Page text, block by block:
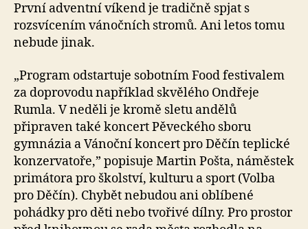
První adventní víkend je tradičně spjat s
rozsvícením vánočních stromů. Ani letos tomu
nebude jinak.
„Program odstartuje sobotním Food festivalem
za doprovodu například skvělého Ondřeje
Rumla. V neděli je kromě sletu andělů
připraven také koncert Pěveckého sboru
gymnázia a Vánoční koncert pro Děčín teplické
konzervatoře,” popisuje Martin Pošta, náměstek
primátora pro školství, kulturu a sport (Volba
pro Děčín). Chybět nebudou ani oblíbené
pohádky pro děti nebo tvořivé dílny. Pro prostor